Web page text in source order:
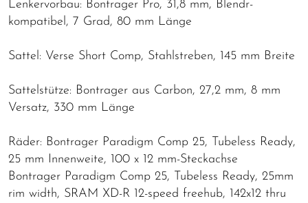
Lenkervorbau: Bontrager Pro, 31,8 mm, Blendr-
kompatibel, 7 Grad, 80 mm Länge
Sattel: Verse Short Comp, Stahlstreben, 145 mm Breite
Sattelstütze: Bontrager aus Carbon, 27,2 mm, 8 mm
Versatz, 330 mm Länge
Räder: Bontrager Paradigm Comp 25, Tubeless Ready,
25 mm Innenweite, 100 x 12 mm-Steckachse
Bontrager Paradigm Comp 25, Tubeless Ready, 25mm
rim width, SRAM XD-R 12-speed freehub, 142x12 thru